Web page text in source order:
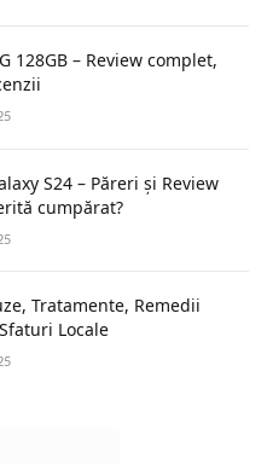
128GB – Review complet,
S24 – Păreri și Review
cumpărat?
Tratamente, Remedii
Locale